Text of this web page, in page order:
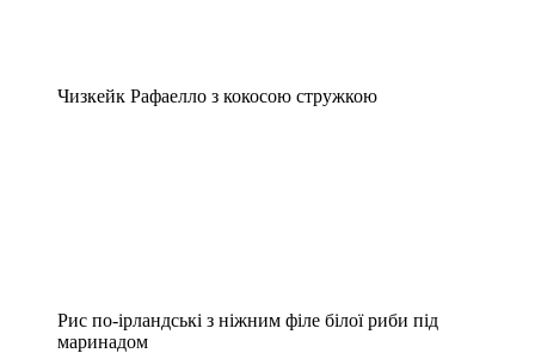
Чизкейк Рафаелло з кокосою стружкою
Рис по-ірландські з ніжним філе білої риби під
маринадом